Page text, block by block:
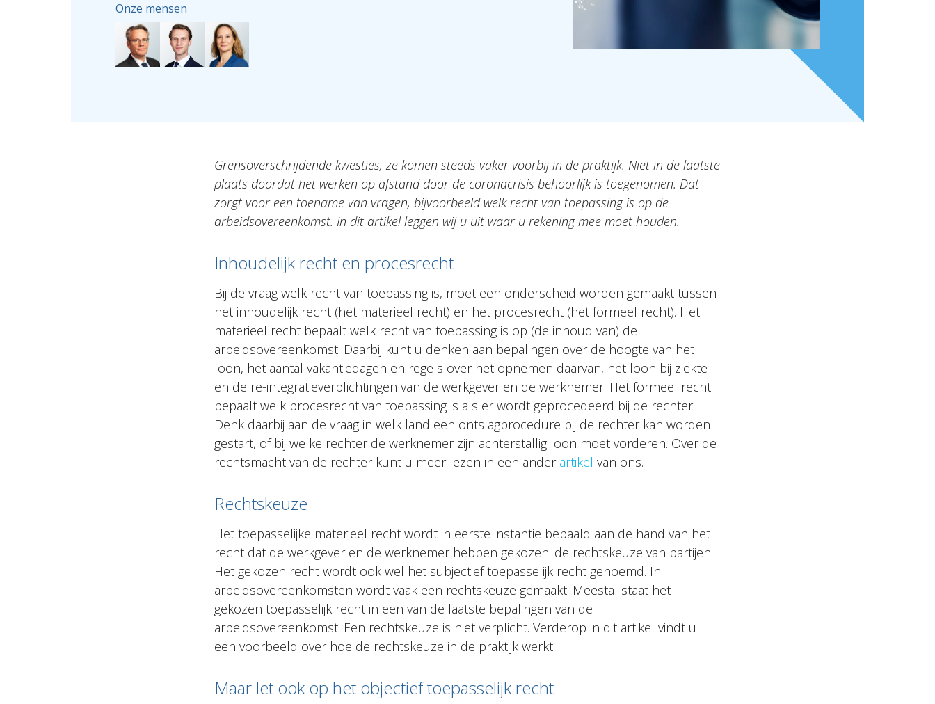
Onze mensen
Grensoverschrijdende kwesties, ze komen steeds vaker voorbij in de praktijk. Niet in de laatste
plaats doordat het werken op afstand door de coronacrisis behoorlijk is toegenomen. Dat
zorgt voor een toename van vragen, bijvoorbeeld welk recht van toepassing is op de
arbeidsovereenkomst. In dit artikel leggen wij u uit waar u rekening mee moet houden.
Inhoudelijk recht en procesrecht
Bij de vraag welk recht van toepassing is, moet een onderscheid worden gemaakt tussen
het inhoudelijk recht (het materieel recht) en het procesrecht (het formeel recht). Het
materieel recht bepaalt welk recht van toepassing is op (de inhoud van) de
arbeidsovereenkomst. Daarbij kunt u denken aan bepalingen over de hoogte van het
loon, het aantal vakantiedagen en regels over het opnemen daarvan, het loon bij ziekte
en de re-integratieverplichtingen van de werkgever en de werknemer. Het formeel recht
bepaalt welk procesrecht van toepassing is als er wordt geprocedeerd bij de rechter.
Denk daarbij aan de vraag in welk land een ontslagprocedure bij de rechter kan worden
gestart, of bij welke rechter de werknemer zijn achterstallig loon moet vorderen. Over de
rechtsmacht van de rechter kunt u meer lezen in een ander artikel van ons.
Rechtskeuze
Het toepasselijke materieel recht wordt in eerste instantie bepaald aan de hand van het
recht dat de werkgever en de werknemer hebben gekozen: de rechtskeuze van partijen.
Het gekozen recht wordt ook wel het subjectief toepasselijk recht genoemd. In
arbeidsovereenkomsten wordt vaak een rechtskeuze gemaakt. Meestal staat het
gekozen toepasselijk recht in een van de laatste bepalingen van de
arbeidsovereenkomst. Een rechtskeuze is niet verplicht. Verderop in dit artikel vindt u
een voorbeeld over hoe de rechtskeuze in de praktijk werkt.
Maar let ook op het objectief toepasselijk recht